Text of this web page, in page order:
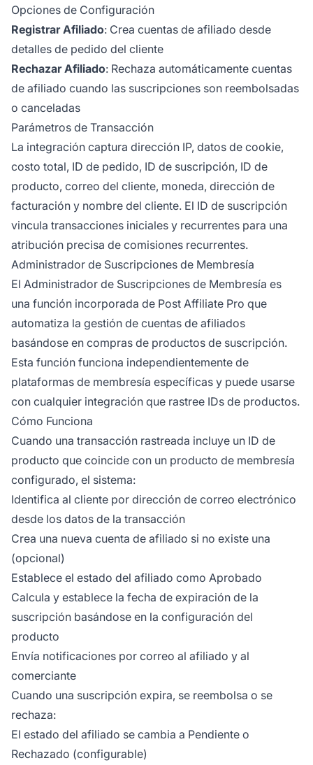
Opciones de Configuración
Registrar Afiliado: Crea cuentas de afiliado desde
detalles de pedido del cliente
Rechazar Afiliado: Rechaza automáticamente cuentas
de afiliado cuando las suscripciones son reembolsadas
o canceladas
Parámetros de Transacción
La integración captura dirección IP, datos de cookie,
costo total, ID de pedido, ID de suscripción, ID de
producto, correo del cliente, moneda, dirección de
facturación y nombre del cliente. El ID de suscripción
vincula transacciones iniciales y recurrentes para una
atribución precisa de comisiones recurrentes.
Administrador de Suscripciones de Membresía
El Administrador de Suscripciones de Membresía es
una función incorporada de Post Affiliate Pro que
automatiza la gestión de cuentas de afiliados
basándose en compras de productos de suscripción.
Esta función funciona independientemente de
plataformas de membresía específicas y puede usarse
con cualquier integración que rastree IDs de productos.
Cómo Funciona
Cuando una transacción rastreada incluye un ID de
producto que coincide con un producto de membresía
configurado, el sistema:
Identifica al cliente por dirección de correo electrónico
desde los datos de la transacción
Crea una nueva cuenta de afiliado si no existe una
(opcional)
Establece el estado del afiliado como Aprobado
Calcula y establece la fecha de expiración de la
suscripción basándose en la configuración del
producto
Envía notificaciones por correo al afiliado y al
comerciante
Cuando una suscripción expira, se reembolsa o se
rechaza:
El estado del afiliado se cambia a Pendiente o
Rechazado (configurable)